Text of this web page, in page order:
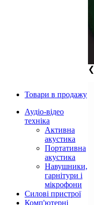
Товари в продажу
Аудіо-відео
техніка
Активна
акустика
Портативна
акустика
Навушники,
гарнітури і
мікрофони
Силові пристрої
Комп'ютерні
❮